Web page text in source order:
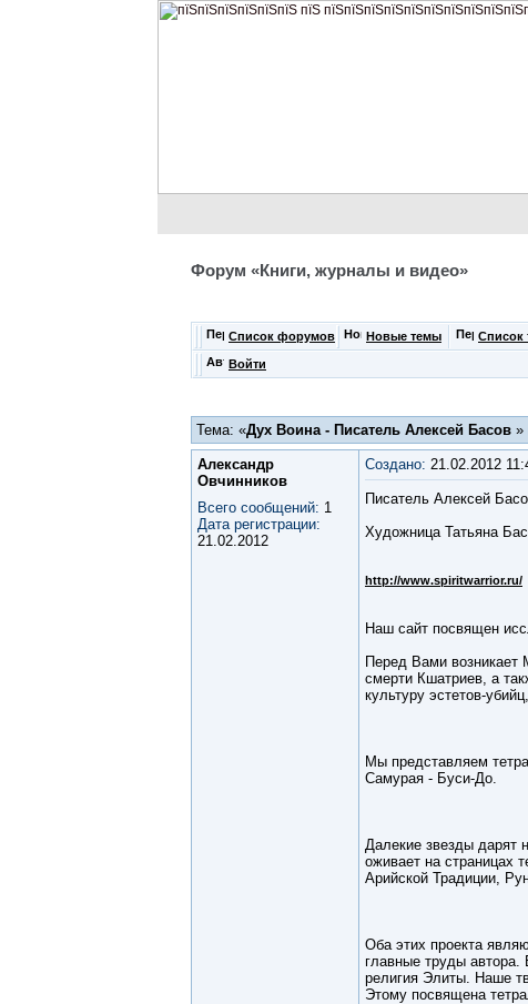
Форум «Книги, журналы и видео»
Список форумов Новые темы Список
Войти
Тема: «Дух Воина - Писатель Алексей Басов »
Александр
Овчинников
Всего сообщений: 1
Дата регистрации:
21.02.2012
Создано: 21.02.2012
Писатель Алексей
Художница Татьяна
http://www.spiritwarrior.ru/
Наш сайт посвящен
Перед Вами возникает
смерти Кшатриев, а
культуру эстетов-
Мы представляем
Самурая - Буси-До.
Далекие звезды дарят
оживает на страницах
Арийской Традиции,
Оба этих проекта
главные труды
религия Элиты. Наше
Этому посвящена